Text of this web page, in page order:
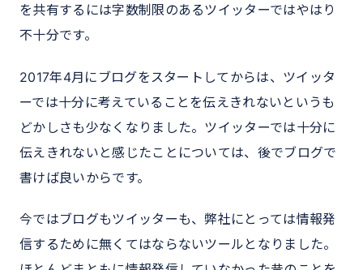
を共有するには字数制限のあるツイッターではやはり
不十分です。
2017年4月にブログをスタートしてからは、ツイッタ
ーでは十分に考えていることを伝えきれないというも
どかしさも少なくなりました。ツイッターでは十分に
伝えきれないと感じたことについては、後でブログで
書けば良いからです。
今ではブログもツイッターも、弊社にとっては情報発
信するために無くてはならないツールとなりました。